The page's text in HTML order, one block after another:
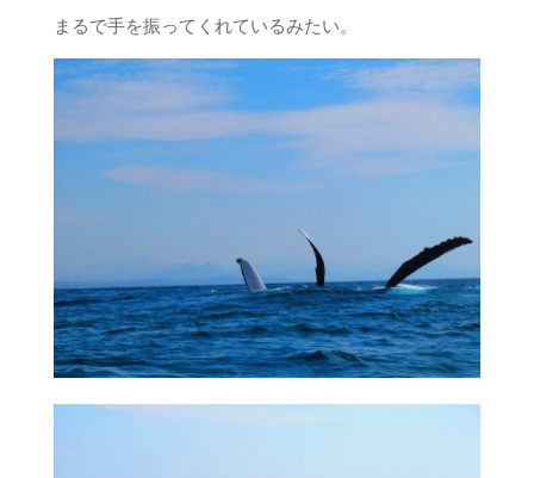
まるで手を振ってくれているみたい。